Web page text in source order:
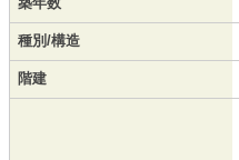
種別/構造
階建